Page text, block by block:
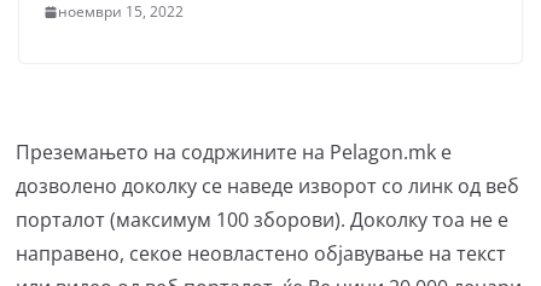
ноември 15, 2022
Преземањето на содржините на Pelagon.mk е
дозволено доколку се наведе изворот со линк од веб
порталот (максимум 100 зборови). Доколку тоа не е
направено, секое неовластено објавување на текст